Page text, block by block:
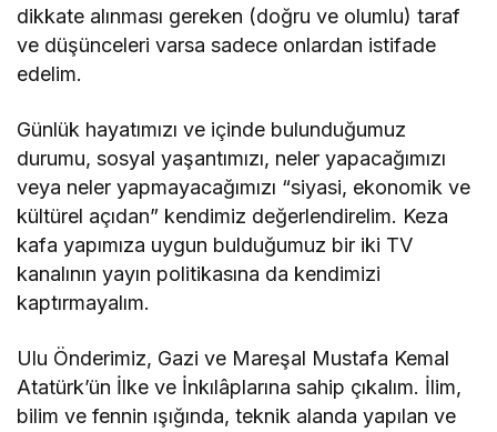
dikkate alınması gereken (doğru ve olumlu) taraf
ve düşünceleri varsa sadece onlardan istifade
edelim.
Günlük hayatımızı ve içinde bulunduğumuz
durumu, sosyal yaşantımızı, neler yapacağımızı
veya neler yapmayacağımızı “siyasi, ekonomik ve
kültürel açıdan” kendimiz değerlendirelim. Keza
kafa yapımıza uygun bulduğumuz bir iki TV
kanalının yayın politikasına da kendimizi
kaptırmayalım.
Ulu Önderimiz, Gazi ve Mareşal Mustafa Kemal
Atatürk’ün İlke ve İnkılâplarına sahip çıkalım. İlim,
bilim ve fennin ışığında, teknik alanda yapılan ve